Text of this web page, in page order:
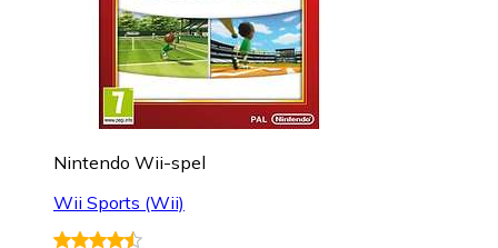
Nintendo Wii-spel
Wii Sports (Wii)